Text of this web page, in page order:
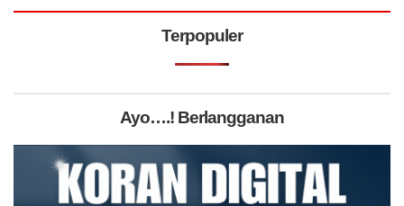
Terpopuler
Ayo….! Berlangganan